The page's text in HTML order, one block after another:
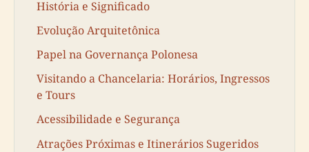
História e Significado
Evolução Arquitetônica
Papel na Governança Polonesa
Visitando a Chancelaria: Horários, Ingressos
e Tours
Acessibilidade e Segurança
Atrações Próximas e Itinerários Sugeridos